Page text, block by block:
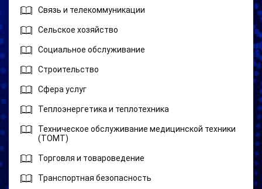
Связь и телекоммуникации
Сельское хозяйство
Социальное обслуживание
Строительство
Сфера услуг
Теплоэнергетика и теплотехника
Техническое обслуживание медицинской техники
(ТОМТ)
Торговля и товароведение
Транспортная безопасность